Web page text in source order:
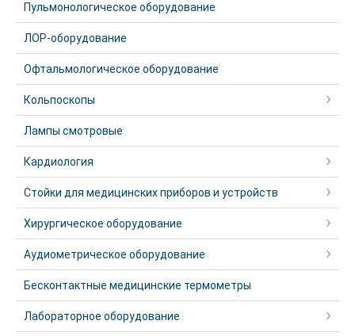
Пульмонологическое оборудование
ЛОР-оборудование
Офтальмологическое оборудование
Кольпоскопы
Лампы смотровые
Кардиология
Стойки для медицинских приборов и устройств
Хирургическое оборудование
Аудиометрическое оборудование
Бесконтактные медицинские термометры
Лабораторное оборудование